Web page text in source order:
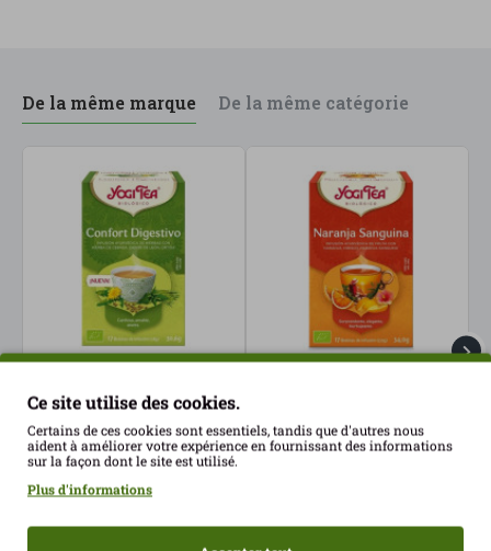
De la même marque De la même catégorie
Infusion Confort
Digestif YogiTea ECO
4.27€
4.27€
Ce site utilise des cookies.
Certains de ces cookies sont essentiels, tandis que d'autres nous
aident à améliorer votre expérience en fournissant des informations
sur la façon dont le site est utilisé.
Plus d'informations